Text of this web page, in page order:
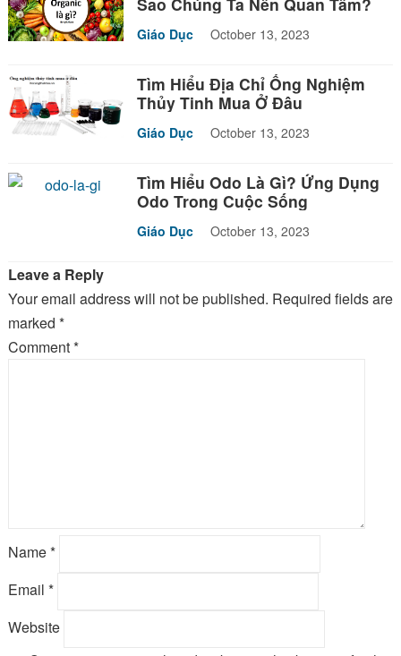
Giáo Dục October 13, 2023
Tìm Hiểu Địa Chỉ Ống Nghiệm
Thủy Tinh Mua Ở Đâu
Giáo Dục October 13, 2023
Tìm Hiểu Odo Là Gì? Ứng Dụng
Odo Trong Cuộc Sống
Giáo Dục October 13, 2023
Leave a Reply
Your email address will not be published. Required fields are
marked *
Comment*
Name*
Email *
Website